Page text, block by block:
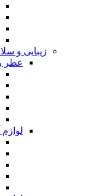
زیبایی و
عطر